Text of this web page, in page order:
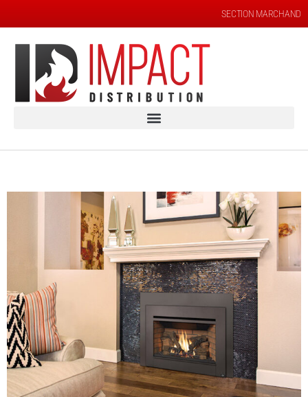
SECTION MARCHAND